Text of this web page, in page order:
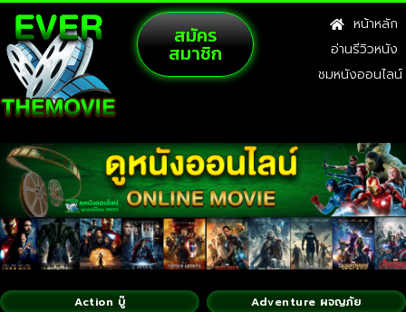
สมัคร
สมาชิก
หน้าหลัก
อ่านรีวิวหนัง
ชมหนังออนไลน์
Action บู๊
Adventure ผจญภัย